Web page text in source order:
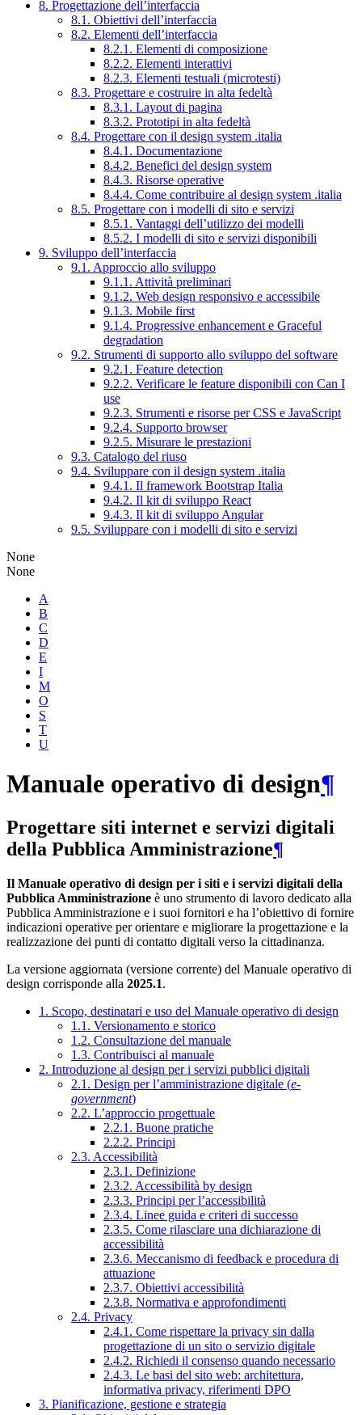
8. Progettazione dell’interfaccia
8.1. Obiettivi dell’interfaccia
8.2. Elementi dell’interfaccia
8.2.1. Elementi di composizione
8.2.2. Elementi interattivi
8.2.3. Elementi testuali (microtesti)
8.3. Progettare e costruire in alta fedeltà
8.3.1. Layout di pagina
8.3.2. Prototipi in alta fedeltà
8.4. Progettare con il design system .italia
8.4.1. Documentazione
8.4.2. Benefici del design system
8.4.3. Risorse operative
8.4.4. Come contribuire al design system .italia
8.5. Progettare con i modelli di sito e servizi
8.5.1. Vantaggi dell’utilizzo dei modelli
8.5.2. I modelli di sito e servizi disponibili
9. Sviluppo dell’interfaccia
9.1. Approccio allo sviluppo
9.1.1. Attività preliminari
9.1.2. Web design responsivo e accessibile
9.1.3. Mobile first
9.1.4. Progressive enhancement e Graceful
degradation
9.2. Strumenti di supporto allo sviluppo del software
9.2.1. Feature detection
9.2.2. Verificare le feature disponibili con Can I
use
9.2.3. Strumenti e risorse per CSS e JavaScript
9.2.4. Supporto browser
9.2.5. Misurare le prestazioni
9.3. Catalogo del riuso
9.4. Sviluppare con il design system .italia
9.4.1. Il framework Bootstrap Italia
9.4.2. Il kit di sviluppo React
9.4.3. Il kit di sviluppo Angular
9.5. Sviluppare con i modelli di sito e servizi
None
None
A
B
C
D
E
I
M
O
S
T
U
Manuale operativo di design¶
Progettare siti internet e servizi digitali
della Pubblica Amministrazione¶
Il Manuale operativo di design per i siti e i servizi digitali della
Pubblica Amministrazione è uno strumento di lavoro dedicato alla
Pubblica Amministrazione e i suoi fornitori e ha l’obiettivo di fornire
indicazioni operative per orientare e migliorare la progettazione e la
realizzazione dei punti di contatto digitali verso la cittadinanza.
La versione aggiornata (versione corrente) del Manuale operativo di
design corrisponde alla 2025.1.
1. Scopo, destinatari e uso del Manuale operativo di design
1.1. Versionamento e storico
1.2. Consultazione del manuale
1.3. Contribuisci al manuale
2. Introduzione al design per i servizi pubblici digitali
2.1. Design per l’amministrazione digitale (e-
government)
2.2. L’approccio progettuale
2.2.1. Buone pratiche
2.2.2. Principi
2.3. Accessibilità
2.3.1. Definizione
2.3.2. Accessibilità by design
2.3.3. Principi per l’accessibilità
2.3.4. Linee guida e criteri di successo
2.3.5. Come rilasciare una dichiarazione di
accessibilità
2.3.6. Meccanismo di feedback e procedura di
attuazione
2.3.7. Obiettivi accessibilità
2.3.8. Normativa e approfondimenti
2.4. Privacy
2.4.1. Come rispettare la privacy sin dalla
progettazione di un sito o servizio digitale
2.4.2. Richiedi il consenso quando necessario
2.4.3. Le basi del sito web: architettura,
informativa privacy, riferimenti DPO
3. Pianificazione, gestione e strategia